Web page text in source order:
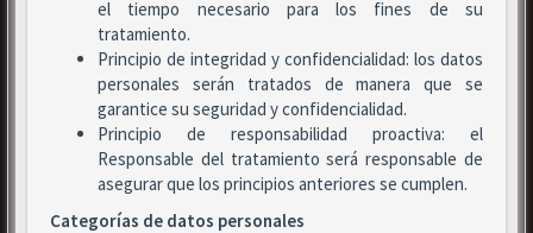
el tiempo necesario para los fines de su
tratamiento.
Principio de integridad y confidencialidad: los datos
personales serán tratados de manera que se
garantice su seguridad y confidencialidad.
Principio de responsabilidad proactiva: el
Responsable del tratamiento será responsable de
asegurar que los principios anteriores se cumplen.
Categorías de datos personales